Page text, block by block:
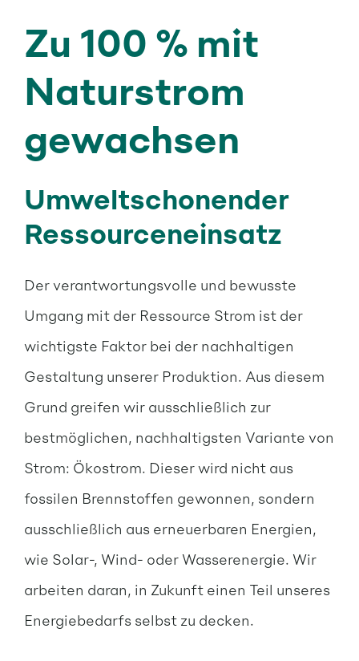
Zu 100 % mit
Naturstrom
gewachsen
Umweltschonender
Ressourceneinsatz
Der verantwortungsvolle und bewusste
Umgang mit der Ressource Strom ist der
wichtigste Faktor bei der nachhaltigen
Gestaltung unserer Produktion. Aus diesem
Grund greifen wir ausschließlich zur
bestmöglichen, nachhaltigsten Variante von
Strom: Ökostrom. Dieser wird nicht aus
fossilen Brennstoffen gewonnen, sondern
ausschließlich aus erneuerbaren Energien,
wie Solar-, Wind- oder Wasserenergie. Wir
arbeiten daran, in Zukunft einen Teil unseres
Energiebedarfs selbst zu decken.